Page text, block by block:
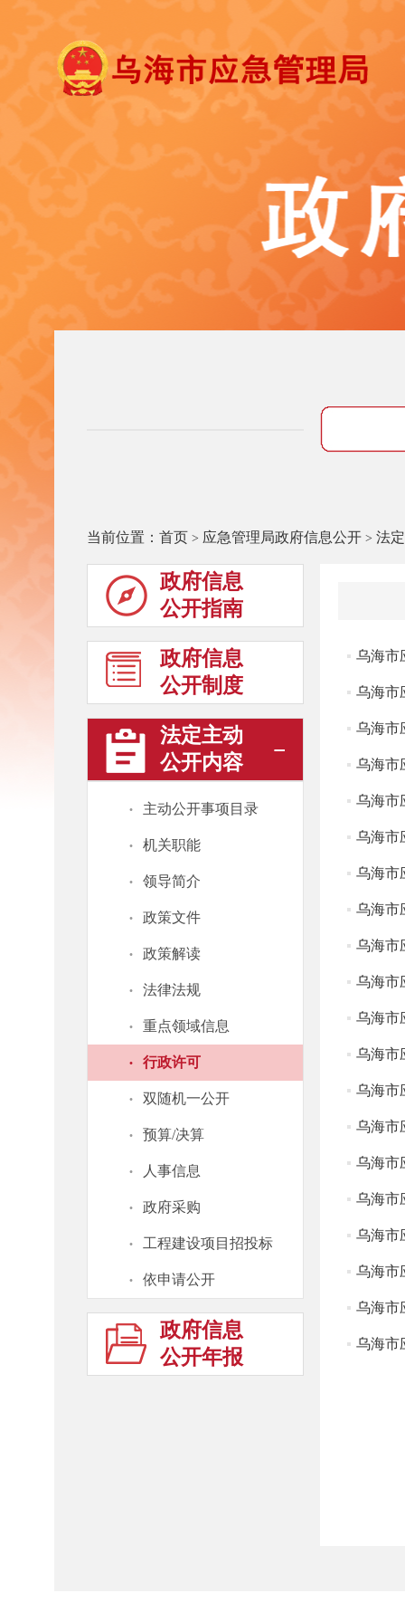
当前位置： 首页 > 应急管理局政府信息公开 > 法
政府信息
公开指南
政府信息
公开制度
法定主动
公开内容
· 主动公开事项目录
· 机关职能
· 领导简介
· 政策文件
· 政策解读
· 法律法规
· 重点领域信息
· 行政许可
· 双随机一公开
· 预算/决算
· 人事信息
· 政府采购
· 工程建设项目招投标
· 依申请公开
政府信息
公开年报
乌海市
乌海市
乌海市
乌海市
乌海市
乌海市
乌海市
乌海市
乌海市
乌海市
乌海市
乌海市
乌海市
乌海市
乌海市
乌海市
乌海市
乌海市
乌海市
乌海市